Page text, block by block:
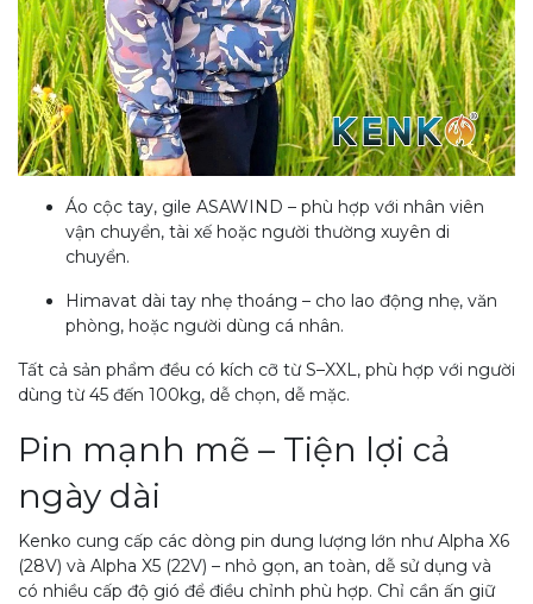
Áo cộc tay, gile ASAWIND – phù hợp với nhân viên
vận chuyển, tài xế hoặc người thường xuyên di
chuyển.
Himavat dài tay nhẹ thoáng – cho lao động nhẹ, văn
phòng, hoặc người dùng cá nhân.
Tất cả sản phẩm đều có kích cỡ từ S–XXL, phù hợp với người
dùng từ 45 đến 100kg, dễ chọn, dễ mặc.
Pin mạnh mẽ – Tiện lợi cả
ngày dài
Kenko cung cấp các dòng pin dung lượng lớn như Alpha X6
(28V) và Alpha X5 (22V) – nhỏ gọn, an toàn, dễ sử dụng và
có nhiều cấp độ gió để điều chỉnh phù hợp. Chỉ cần ấn giữ